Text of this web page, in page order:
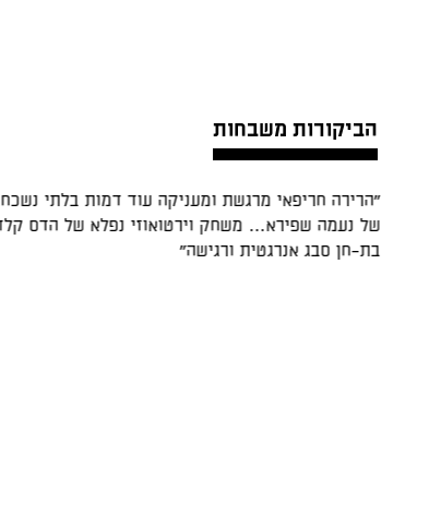
הביקורות משבחות
"הרירה חריפאי מרגשת ומעניקה עוד דמות בלתי
של נעמה שפירא… משחק וירטואוזי נפלא של הדס
בת-חן סבג אנרגטית ורגישה"